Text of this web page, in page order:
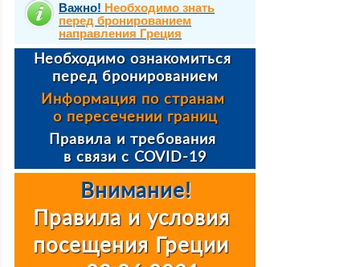
Важно! Необходимо знать
перед бронированием
направления Греция